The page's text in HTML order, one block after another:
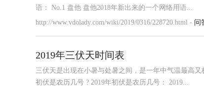
语： No.1 盘他 盘他2018年新出来的一个网络用语...
http://www.vdolady.com/wiki/2019/0316/228720.html - 问
2019年三伏天时间表
三伏天是出现在小暑与处暑之间，是一年中气温最高
初伏是农历几号 ? 2019年初伏是农历几号： 2019...